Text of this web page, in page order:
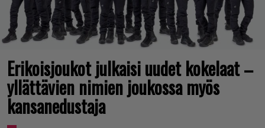
Erikoisjoukot julkaisi uudet kokelaat –
yllättävien nimien joukossa myös
kansanedustaja